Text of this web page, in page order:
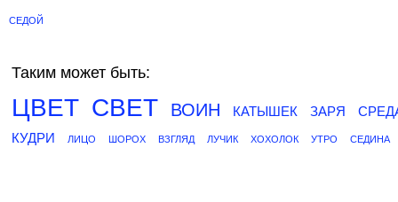
СЕДОЙ
Таким может быть:
ЦВЕТ СВЕТ ВОИН КАТЫШЕК ЗАРЯ
КУДРИ
ЛИЦО ШОРОХ ВЗГЛЯД ЛУЧИК ХОХОЛОК УТРО СЕДИНА